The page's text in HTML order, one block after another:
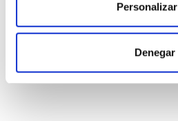
Personalizar
Denegar
CPAP253006
x1mL